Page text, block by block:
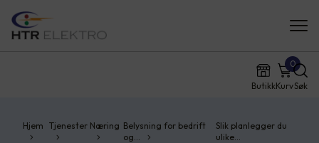
ButikkKurv
0
Søk
Hjem Tjenester Næring Belysning for bedrift
og…
Slik planlegger du
ulike…